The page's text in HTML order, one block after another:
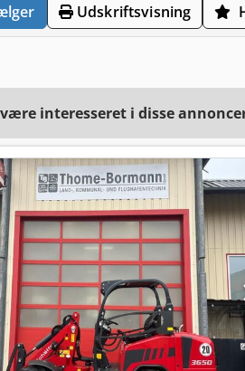
Udskriftsvisning
interesseret i disse